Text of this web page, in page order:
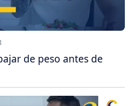
de peso antes de